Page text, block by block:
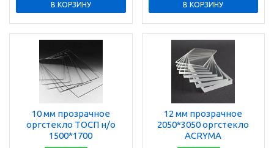
В КОРЗИНУ В КОРЗИНУ
10 мм прозрачное
оргстекло ТОСП н/о
1500*1700
12 мм прозрачное
2050*3050 оргстекло
ACRYMA